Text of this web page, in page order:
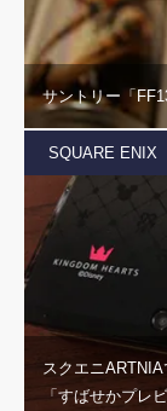
サントリー「
SQUARE ENIX
スクエニ
「すばせかプレ